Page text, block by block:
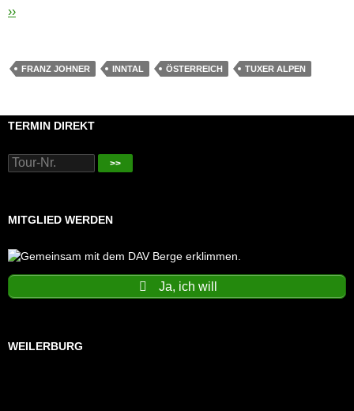
››
FRANZ JOHNER INNTAL ÖSTERREICH TUXER ALPEN
TERMIN DIREKT
>>
MITGLIED WERDEN
Ja, ich will
WEILERBURG